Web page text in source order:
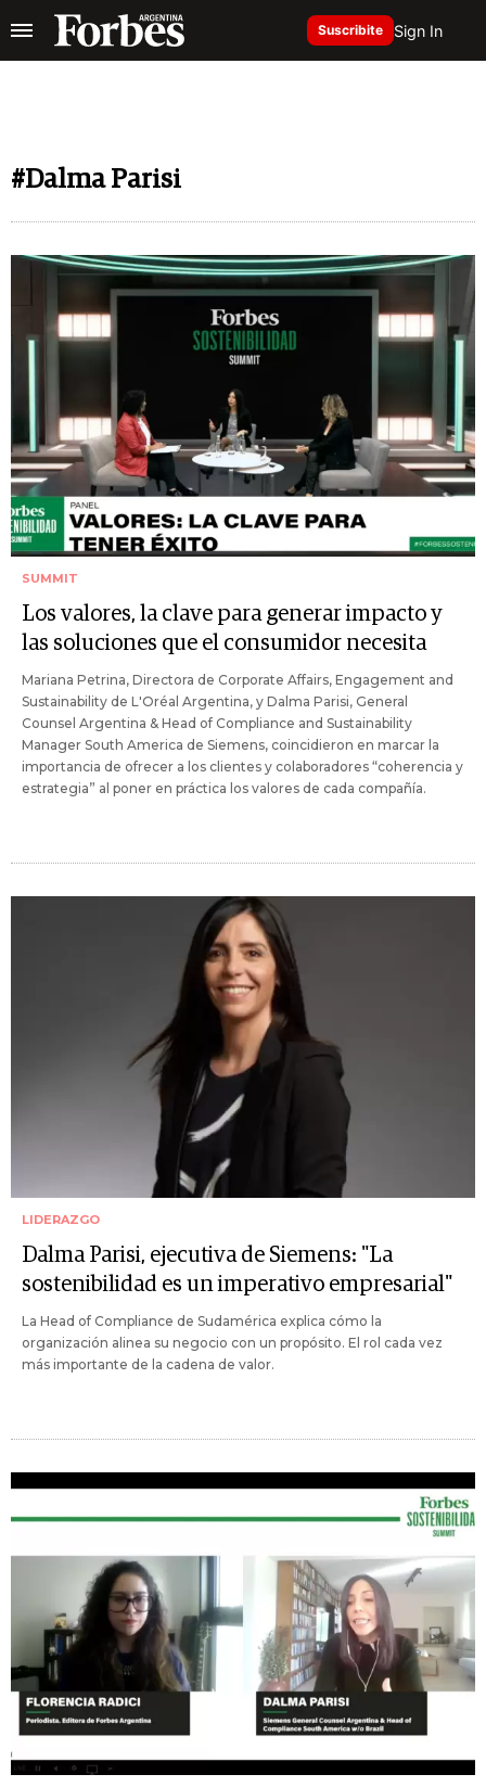
Suscribite Sign In
#Dalma Parisi
SUMMIT
Los valores, la clave para generar impacto y
las soluciones que el consumidor necesita
Mariana Petrina, Directora de Corporate Affairs, Engagement and
Sustainability de L'Oréal Argentina, y Dalma Parisi, General
Counsel Argentina & Head of Compliance and Sustainability
Manager South America de Siemens, coincidieron en marcar la
importancia de ofrecer a los clientes y colaboradores “coherencia y
estrategia” al poner en práctica los valores de cada compañía.
LIDERAZGO
Dalma Parisi, ejecutiva de Siemens: "La
sostenibilidad es un imperativo empresarial"
La Head of Compliance de Sudamérica explica cómo la
organización alinea su negocio con un propósito. El rol cada vez
más importante de la cadena de valor.